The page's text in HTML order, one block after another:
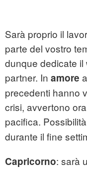
Sarà proprio il
parte del vostro
dunque dedicate il
partner. In amore
precedenti hanno
crisi, avvertono
pacifica.
durante il fine
Capricorno: sarà